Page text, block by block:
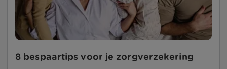
8 bespaartips voor je zorgverzekering